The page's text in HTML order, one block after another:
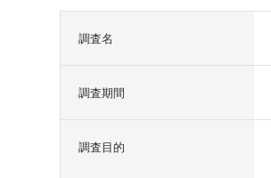
調査名
調査期間
調査目的